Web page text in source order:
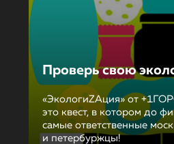
Проверь свою
«ЭкологиZAция» от
это квест, в котором до
самые ответственные
и петербуржцы!